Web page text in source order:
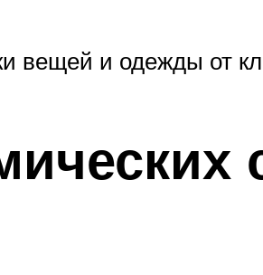
вещей и одежды от